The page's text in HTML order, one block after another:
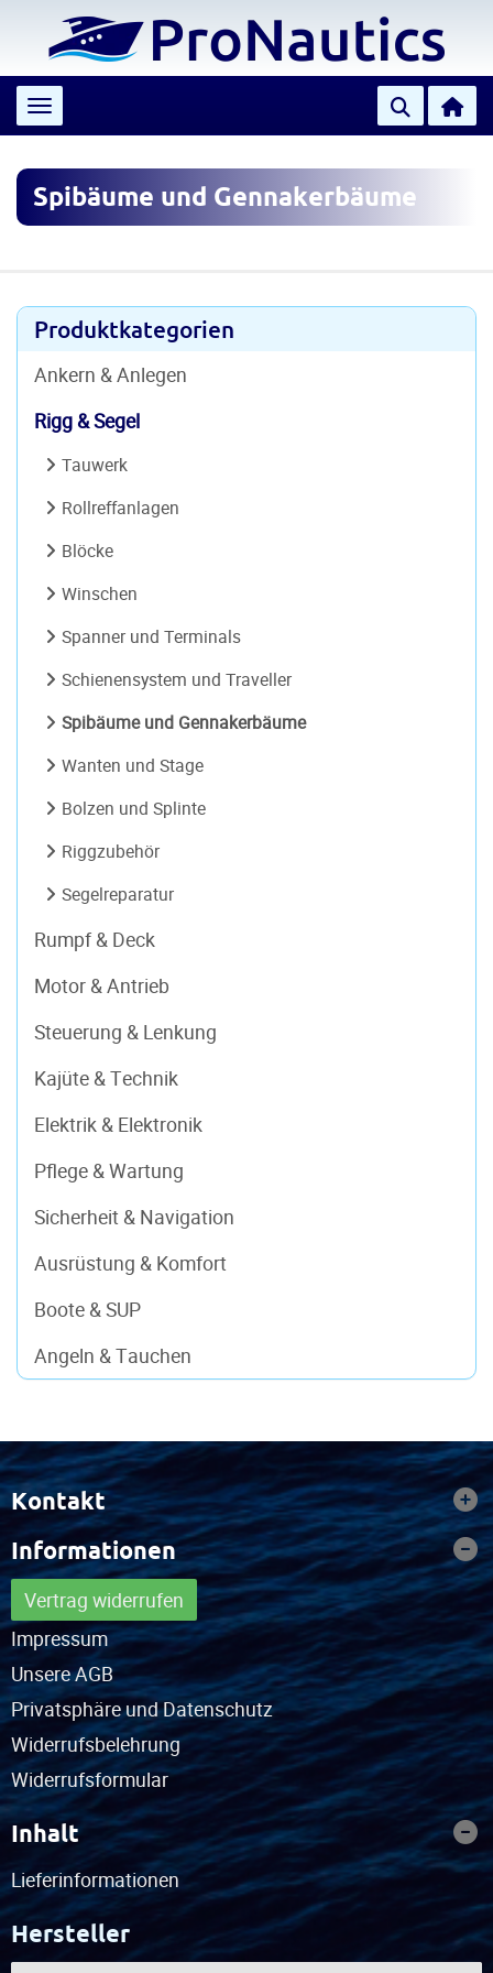
Toggle navigation
Spibäume und Gennakerbäume
Produktkategorien
Ankern & Anlegen
Rigg & Segel
Tauwerk
Rollreffanlagen
Blöcke
Winschen
Spanner und Terminals
Schienensystem und Traveller
Spibäume und Gennakerbäume
Wanten und Stage
Bolzen und Splinte
Riggzubehör
Segelreparatur
Rumpf & Deck
Motor & Antrieb
Steuerung & Lenkung
Kajüte & Technik
Elektrik & Elektronik
Pflege & Wartung
Sicherheit & Navigation
Ausrüstung & Komfort
Boote & SUP
Angeln & Tauchen
Kontakt
Informationen
Vertrag widerrufen
Impressum
Unsere AGB
Privatsphäre und Datenschutz
Widerrufsbelehrung
Widerrufsformular
Inhalt
Lieferinformationen
Hersteller